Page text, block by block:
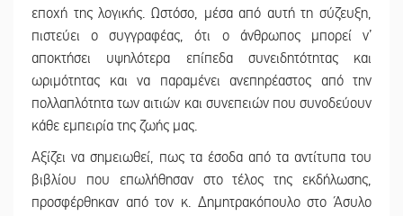
εποχή της λογικής. Ωστόσο, μέσα από αυτή τη σύζευξη,
πιστεύει ο συγγραφέας, ότι ο άνθρωπος μπορεί ν’
αποκτήσει υψηλότερα επίπεδα συνειδητότητας και
ωριμότητας και να παραμένει ανεπηρέαστος από την
πολλαπλότητα των αιτιών και συνεπειών που συνοδεύουν
κάθε εμπειρία της ζωής μας.
Αξίζει να σημειωθεί, πως τα έσοδα από τα αντίτυπα του
βιβλίου που επωλήθησαν στο τέλος της εκδήλωσης,
προσφέρθηκαν από τον κ. Δημητρακόπουλο στο Άσυλο